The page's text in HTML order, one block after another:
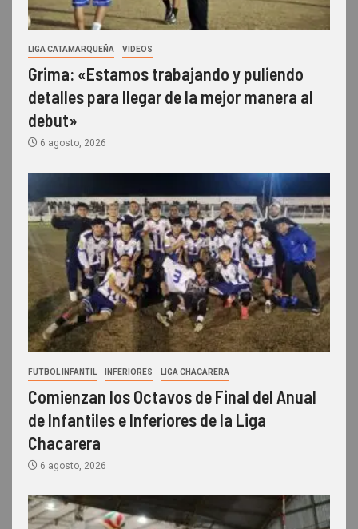
LIGA CATAMARQUEÑA VIDEOS
Grima: «Estamos trabajando y puliendo
detalles para llegar de la mejor manera al
debut»
6 agosto, 2026
FUTBOL INFANTIL INFERIORES LIGA CHACARERA
Comienzan los Octavos de Final del Anual
de Infantiles e Inferiores de la Liga
Chacarera
6 agosto, 2026